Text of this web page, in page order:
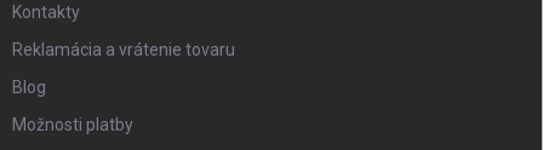
Kontakty
Reklamácia a vrátenie tovaru
Blog
Možnosti platby